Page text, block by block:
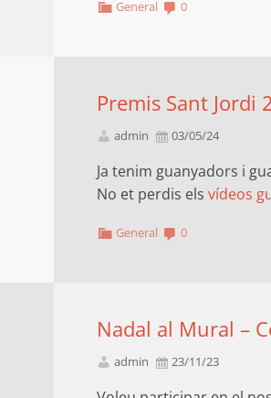
General 0
Premis Sant Jordi
admin 03/05/24
Ja tenim guanyadors i
No et perdis els vídeos
General 0
Nadal al Mural –
admin 23/11/23